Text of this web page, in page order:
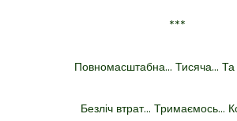
***
Повномасштабна… Тисяча… Та
Безліч втрат… Тримаємось…